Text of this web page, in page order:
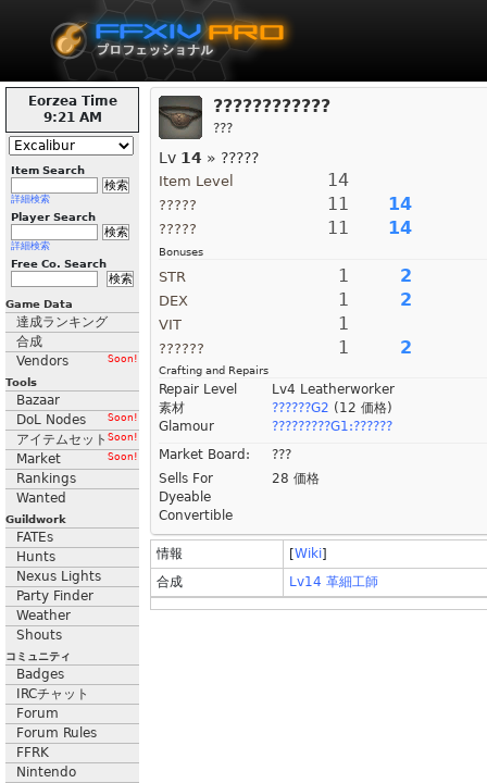
Eorzea Time
9:21 AM
Item Search
詳細検索
Player Search
詳細検索
Free Co. Search
Game Data
達成ランキング
合成
Vendors
Soon!
Tools
Bazaar
DoL Nodes
Soon!
アイテムセット Soon!
Market Soon!
Rankings
Wanted
Guildwork
FATEs
Hunts
Nexus Lights
Party Finder
Weather
Shouts
コミュニティ
Badges
IRCチャット
Forum
Forum Rules
FFRK
Nintendo
????????????
???
Lv 14 » ?????
Item Level 14
????? 11 14
????? 11 14
Bonuses
STR 1 2
DEX 1 2
VIT 1
?????? 1 2
Crafting and Repairs
Repair Level
Lv4 Leatherworker
素材
??????G2 (12 価格)
Glamour
?????????G1:??????
Market Board:
???
Sells For
28 価格
Dyeable
Convertible
情報 [Wiki]
合成
Lv14 革細工師